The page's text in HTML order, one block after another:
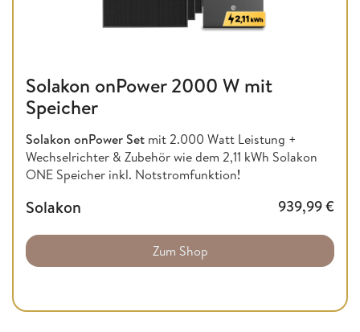
Solakon onPower 2000 W mit
Speicher
Solakon onPower Set mit 2.000 Watt Leistung +
Wechselrichter & Zubehör wie dem 2,11 kWh Solakon
ONE Speicher inkl. Notstromfunktion!
Solakon 939,99€
Zum Shop